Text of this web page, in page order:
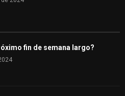
fin de semana largo?